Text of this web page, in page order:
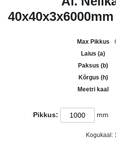
Max Pikkus
Laius (a)
Paksus (b)
Kõrgus (h)
Meetri kaal
Pikkus: mm
Kogukaal: